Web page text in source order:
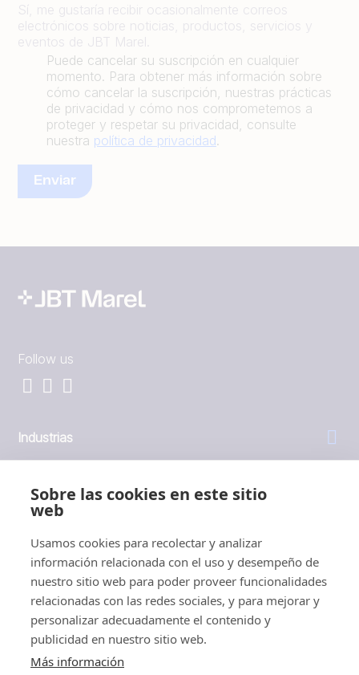
Sobre las cookies en este sitio
web
Usamos cookies para recolectar y analizar
información relacionada con el uso y desempeño de
nuestro sitio web para poder proveer funcionalidades
relacionadas con las redes sociales, y para mejorar y
personalizar adecuadamente el contenido y
publicidad en nuestro sitio web.
Más información
Sí, me gustaría recibir ocasionalmente correos
electrónicos sobre noticias, productos, servicios y
eventos de JBT Marel.
Puede cancelar su suscripción en cualquier
momento. Para obtener más información sobre
cómo cancelar la suscripción, nuestras prácticas
de privacidad y cómo nos comprometemos a
proteger y respetar su privacidad, consulte
nuestra política de privacidad.
Follow us
Industrias
Inversores
1999 - 2026 © JBT Marel